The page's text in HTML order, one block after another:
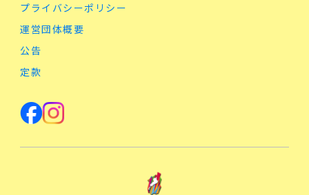
プライバシーポリシー
運営団体概要
公告
定款